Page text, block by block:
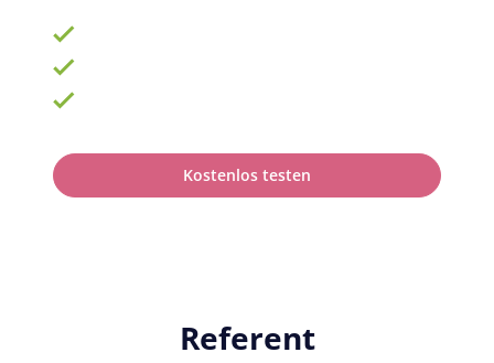
Kostenlos testen
Referent